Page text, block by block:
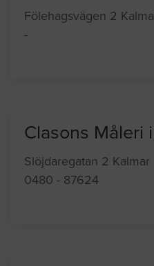
Fölehagsvägen 2
-
Clasons Måleri
Slöjdaregatan 2 Kalmar
0480 - 87624